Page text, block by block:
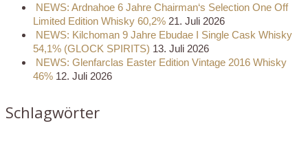
NEWS: Ardnahoe 6 Jahre Chairman‘s Selection One Off
Limited Edition Whisky 60,2% 21. Juli 2026
NEWS: Kilchoman 9 Jahre Ebudae I Single Cask Whisky
54,1% (GLOCK SPIRITS) 13. Juli 2026
NEWS: Glenfarclas Easter Edition Vintage 2016 Whisky
46% 12. Juli 2026
Schlagwörter